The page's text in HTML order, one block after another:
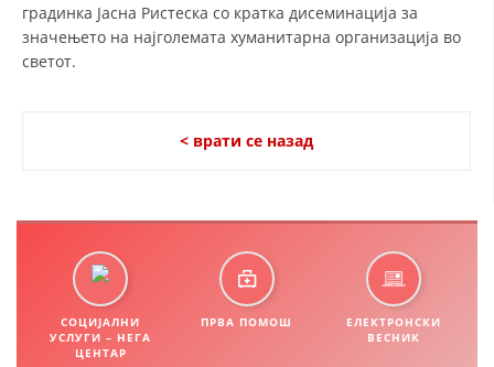
ПРОМОЦИЈА НА ХУМАНИ ВРЕДНОСТИ
ТИМОВИ НА ООЦК ОХРИД
ПРОЕКТИ – ПОДГОТВЕНОСТ И ДЕЈСТВУВАЊЕ ПРИ КАТАСТРОФИ
градинка Јасна Ристеска со кратка дисеминација за
значењето на најголемата хуманитарна организација во
светот.
< врати се назад
СОЦИЈАЛНИ
УСЛУГИ – НЕГА
ЦЕНТАР
ПРВА ПОМОШ
ЕЛЕКТРОНСКИ
ВЕСНИК